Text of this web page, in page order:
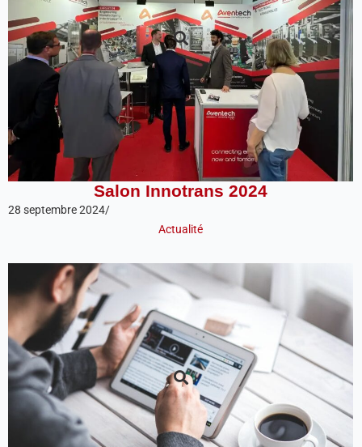
Salon Innotrans 2024
28 septembre 2024/
Actualité